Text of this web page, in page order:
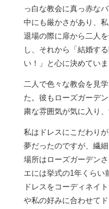
っ白な教会に真っ赤な
中にも厳かさがあり、
退場の際に扉から二人
し、それから「結婚す
い！」と心に決めていま
二人で色々な教会を見
た。彼もローズガーデ
粛な雰囲気が気に入り
私はドレスにこだわり
夢だったのですが、繊
場所はローズガーデン
エには挙式の1年くらい
ドレスをコーディネイ
や私の好みに合わせて